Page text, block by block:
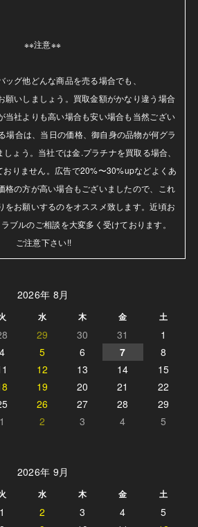
※※注意※※
ッグ他どんな商品を売る場合でも、
願いしましょう。買取金額がかなり違う場合
当社よりも高い場合も安い場合も当然ござい
場合は、当日の価格、御自身の品物が何グラ
ょう。当社では金.プラチナを買取る場合、
おりません。広告で20%〜30%upなどよくあ
格の方が高い場合もございましたので、これ
をお願いするのをオススメ致します。近頃お
ブルのご相談を大変多く受けております。
ご注意下さい!!
2026年 8月
水 木 金 土
29 30 31
1
4 5 6 7
8
12 13 14
15
19 20 21
22
26 27 28
29
1 2 3 4 5
2026年 9月
水 木 金 土
1 2 3 4
5